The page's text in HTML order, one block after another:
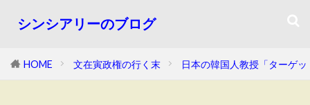
シンシアリーのブログ
HOME 文在寅政権の行く末 日本の韓国人教授「ターゲ